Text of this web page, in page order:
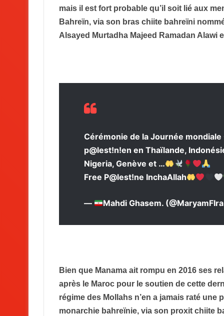
mais il est fort probable qu’il soit lié aux
Bahreïn, via son bras chiite bahreïni
Alsayed Murtadha Majeed Ramadan Alawi
Cérémonie de la Journée
p@lest!n!en en Thaïlande,
Nigeria, Genève et …
Free P@lest!ne InchaAllah
— Mahdi Ghasem.
Bien que Manama ait rompu en 2016 ses
après le Maroc pour le soutien de cette
régime des Mollahs n’en a jamais raté
monarchie bahreïnie, via son proxit chiite